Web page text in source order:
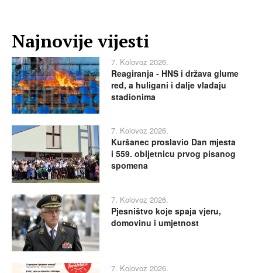
Najnovije vijesti
7. Kolovoz 2026.
Reagiranja - HNS i država glume
red, a huligani i dalje vladaju
stadionima
7. Kolovoz 2026.
Kuršanec proslavio Dan mjesta
i 559. obljetnicu prvog pisanog
spomena
7. Kolovoz 2026.
Pjesništvo koje spaja vjeru,
domovinu i umjetnost
7. Kolovoz 2026.